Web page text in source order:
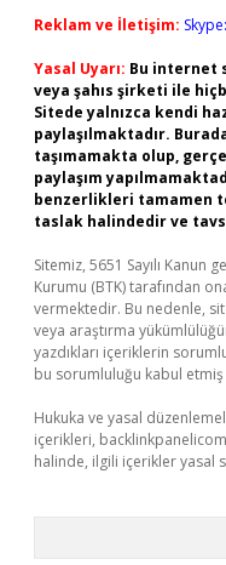
Reklam ve İletişim:
Yasal Uyarı: Bu internet
veya şahıs şirketi ile
Sitede yalnızca kendi
paylaşılmaktadır.
taşımamakta olup,
paylaşım
benzerlikleri tamamen
taslak halindedir ve
Sitemiz, 5651 Sayılı Kanun
Kurumu (BTK) tarafından
vermektedir. Bu nedenle,
veya araştırma
yazdıkları içeriklerin
bu sorumluluğu kabul etmiş
Hukuka ve yasal
içerikleri,
halinde, ilgili içerikler yasal